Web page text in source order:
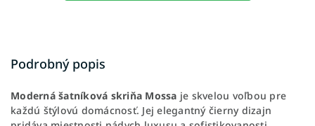
Podrobný popis
Moderná šatníková skriňa Mossa je skvelou voľbou pre
každú štýlovú domácnosť. Jej elegantný čierny dizajn